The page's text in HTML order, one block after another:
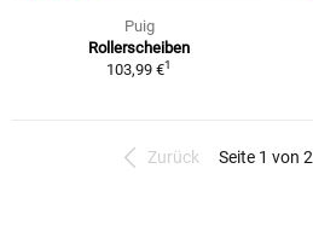
Puig
Rollerscheiben
103,99 €1
Zurück Seite 1 von 2